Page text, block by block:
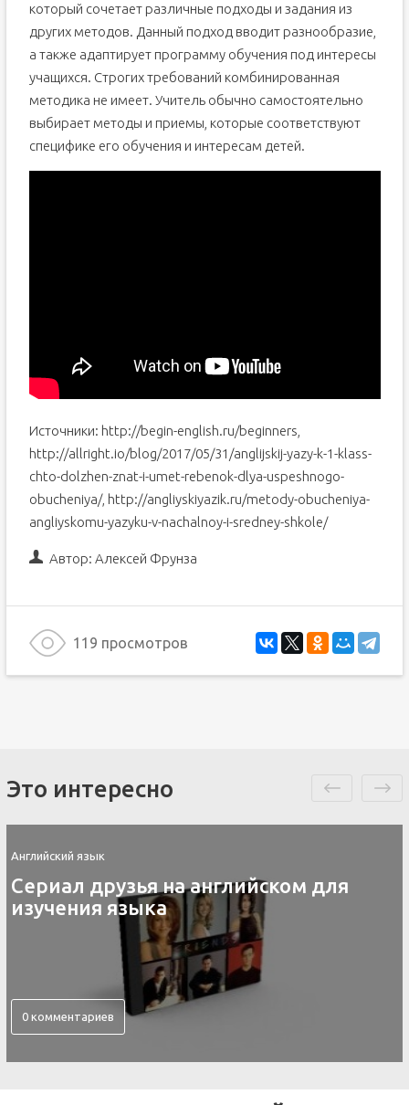
который сочетает различные подходы и задания из
других методов. Данный подход вводит разнообразие,
а также адаптирует программу обучения под интересы
учащихся. Строгих требований комбинированная
методика не имеет. Учитель обычно самостоятельно
выбирает методы и приемы, которые соответствуют
специфике его обучения и интересам детей.
Источники: http://begin-english.ru/beginners,
http://allright.io/blog/2017/05/31/anglijskij-yazy-k-1-klass-
chto-dolzhen-znat-i-umet-rebenok-dlya-uspeshnogo-
obucheniya/, http://angliyskiyazik.ru/metody-obucheniya-
angliyskomu-yazyku-v-nachalnoy-i-sredney-shkole/
Автор: Алексей Фрунза
119 просмотров
Это интересно
Английский язык
Контакты скайп для изучения
английского языка
0 комментариев